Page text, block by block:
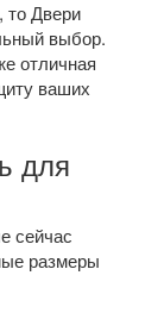
то Двери
выбор.
отличная
ваших
для
сейчас
размеры